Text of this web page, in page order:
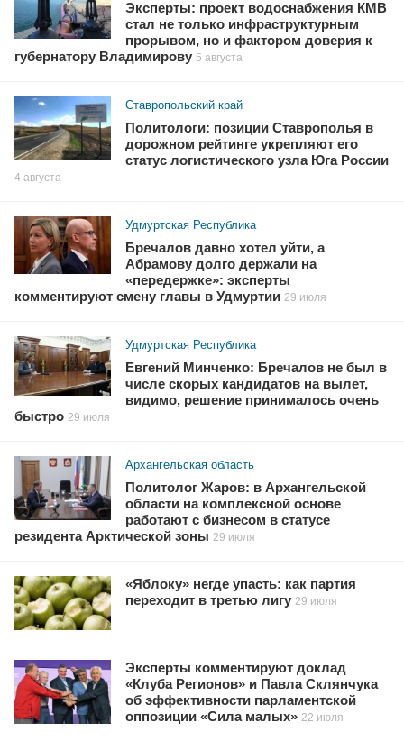
Эксперты: проект водоснабжения КМВ
стал не только инфраструктурным
прорывом, но и фактором доверия к
губернатору Владимирову 5 августа
Ставропольский край
Политологи: позиции Ставрополья в
дорожном рейтинге укрепляют его
статус логистического узла Юга России
4 августа
Удмуртская Республика
Бречалов давно хотел уйти, а
Абрамову долго держали на
«передержке»: эксперты
комментируют смену главы в Удмуртии 29 июля
Удмуртская Республика
Евгений Минченко: Бречалов не был в
числе скорых кандидатов на вылет,
видимо, решение принималось очень
быстро 29 июля
Архангельская область
Политолог Жаров: в Архангельской
области на комплексной основе
работают с бизнесом в статусе
резидента Арктической зоны 29 июля
«Яблоку» негде упасть: как партия
переходит в третью лигу 29 июля
Эксперты комментируют доклад
«Клуба Регионов» и Павла Склянчука
об эффективности парламентской
оппозиции «Сила малых» 22 июля